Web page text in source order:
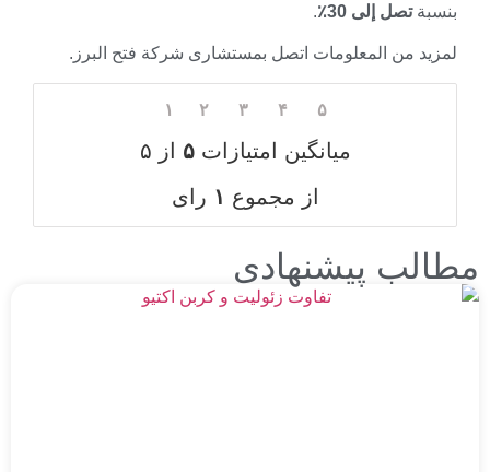
تصل إلى 30٪
من المعلومات اتصل بمستشارى شركة فتح البرز.
میانگین امتیازات۵
از ۵
از مجموع۱ رای
پیشنهادی